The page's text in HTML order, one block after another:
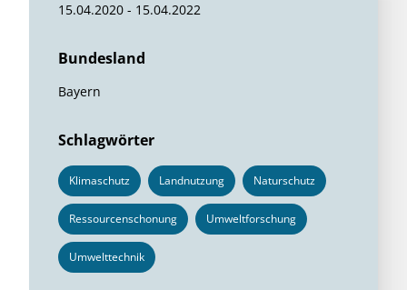
15.04.2020 - 15.04.2022
Bundesland
Bayern
Schlagwörter
Klimaschutz Landnutzung Naturschutz
Ressourcenschonung Umweltforschung
Umwelttechnik